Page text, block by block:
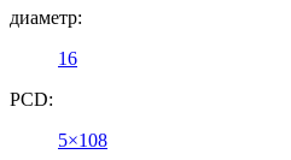
диаметр:
16
PCD:
5×108